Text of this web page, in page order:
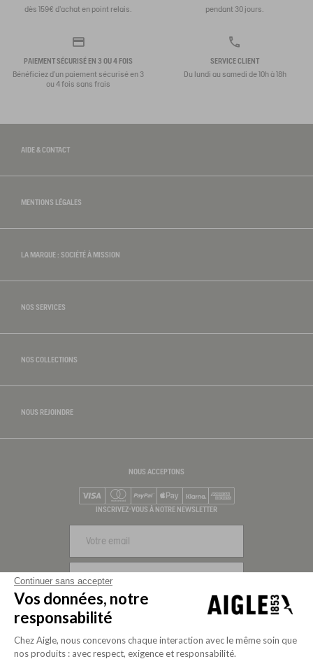
dès 159€ d'achat en point relais.
pendant 30 jours.
PAIEMENT SÉCURISÉ EN 3 OU 4 FOIS
Bénéficiez d'un paiement sécurisé en 3
ou 4 fois sans frais
SERVICE CLIENT
Du lundi au samedi de 10h à 18h
AIDE & CONTACT
MENTIONS LÉGALES
LA MARQUE : SOCIÉTÉ À MISSION
NOS SERVICES
NOS COLLECTIONS
NOUS REJOINDRE
NOUS ACCEPTONS
Visa Mastercard
PayPalApple PayKlarna
INSCRIVEZ-VOUS À NOTRE NEWSLETTER
Continuer sans accepter
Vos données, notre
responsabilité
Chez Aigle, nous concevons chaque interaction avec le même soin que
nos produits : avec respect, exigence et responsabilité.